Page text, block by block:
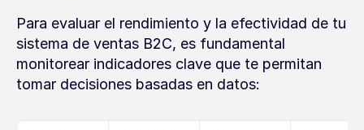
Para evaluar el rendimiento y la efectividad de tu
sistema de ventas B2C, es fundamental
monitorear indicadores clave que te permitan
tomar decisiones basadas en datos: